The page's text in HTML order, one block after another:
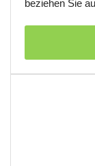
beziehen Sie